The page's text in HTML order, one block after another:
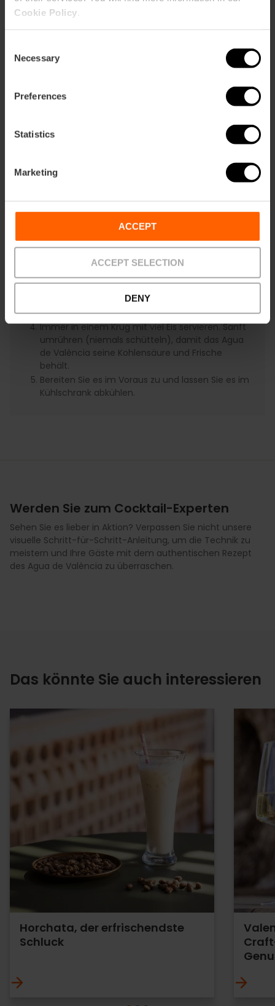
Cookie Policy
Selection
Necessary
Preferences
Statistics
Marketing
ACCEPT
ACCEPT SELECTION
DENY
und auf dem optimalen Reifegrad.
Cava:Die in der Comunitat Valenciana
hergestellten Cavas (wie die aus Requena) sind
ideal.
Eis:Reichlich vorhanden, um eine eisige
Nur, falls die Orangen nicht süß genug
sein sollten.
Zubereitung
Pressen Sie die Orangen aus, bis Sie reichlich
frischen Saft erhalten.
Geben Sie nach Geschmack Cava, Wodka und
zwischen Zitrusfrucht und Alkohol.
Fügen Sie eine Prise Zucker hinzu, um die Säure
auszugleichen.
Immer in einem Krug mit viel Eis servieren. Sanft
umrühren (niemals schütteln), damit das Agua
de València seine Kohlensäure und Frische
behält.
Bereiten Sie es im Voraus zu und lassen Sie es im
Kühlschrank abkühlen.
Werden Sie zum Cocktail-Experten
Sehen Sie es lieber in Aktion? Verpassen Sie nicht unsere
visuelle Schritt-für-Schritt-Anleitung, um die Technik zu
meistern und Ihre Gäste mit dem authentischen Rezept
des Agua de València zu überraschen.
Das könnte Sie auch interessieren
Horchata, der erfrischendste
Schluck